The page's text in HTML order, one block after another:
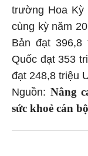
trường Hoa Kỳ
cùng kỳ năm
Bản đạt 396,8
Quốc đạt 353
đạt 248,8 triệu
Nguồn: Nâng
sức khoẻ cán